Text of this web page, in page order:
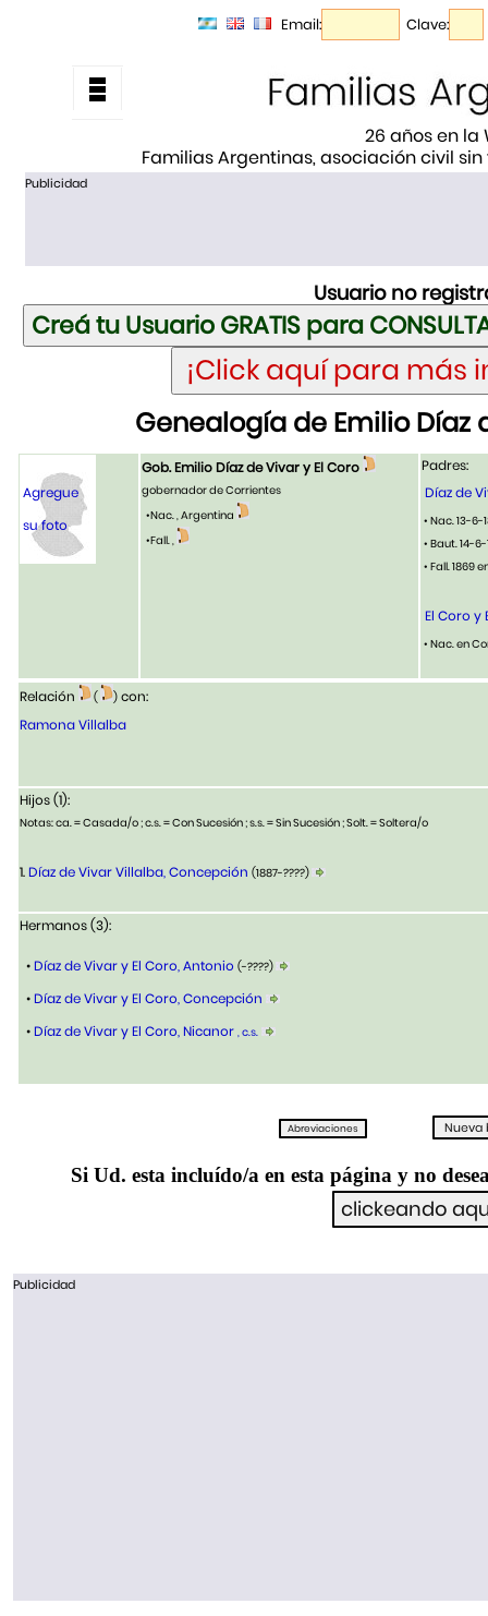
Email: Clave:
26 años en la
Familias Argentinas, asociación civil
Publicidad
Usuario no
Genealogía de Emilio Díaz
Agregue
su foto
Gob. Emilio Díaz de Vivar y El Coro
gobernador de Corrientes
•Nac. , Argentina
•Fall. ,
Padres:
Díaz de
• Nac. 13-
• Baut. 14-
• Fall. 1869
El Coro y
• Nac. en
Relación ( ) con:
Ramona Villalba
Hijos (1):
Notas: ca. = Casada/o ; c.s. = Con Sucesión ; s.s. = Sin Sucesión ; Solt. = Soltera/o
1.Díaz de Vivar Villalba, Concepción (1887-????)
Hermanos (3):
•Díaz de Vivar y El Coro, Antonio (-????)
•Díaz de Vivar y El Coro, Concepción
•Díaz de Vivar y El Coro, Nicanor , c.s.
Si Ud. esta incluído/a en esta página y no
Publicidad